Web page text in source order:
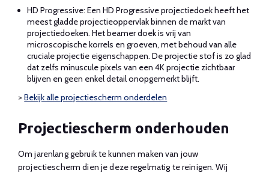
HD Progressive: Een HD Progressive projectiedoek heeft het
meest gladde projectieoppervlak binnen de markt van
projectiedoeken. Het beamer doek is vrij van
microscopische korrels en groeven, met behoud van alle
cruciale projectie eigenschappen. De projectie stof is zo glad
dat zelfs minuscule pixels van een 4K projectie zichtbaar
blijven en geen enkel detail onopgemerkt blijft.
>Bekijk alle projectiescherm onderdelen
Projectiescherm onderhouden
Om jarenlang gebruik te kunnen maken van jouw
projectiescherm dien je deze regelmatig te reinigen. Wij